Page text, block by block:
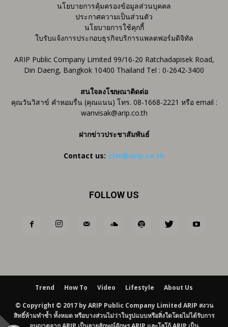
นโยบายการคุ้มครองข้อมูลส่วนบุคคล
ประกาศความเป็นส่วนตัว
นโยบายการใช้คุกกี้
ใบรับแจ้งการประกอบธุรกิจบริการแพลตฟอร์มดิจิทัล
ARIP Public Company Limited 99/16-20 Ratchadapisek Road,
Din Daeng, Bangkok 10400 Thailand Tel : 0-2642-3400
สนใจลงโฆษณาติดต่อ
คุณวันวิสาข์ คำหอมรื่น (คุณแนน) โทร. 08-1668-2221 หรือ email :
wanvisak@arip.co.th
ฝากข่าวประชาสัมพันธ์
Contact us: ctm@arip.co.th
FOLLOW US
Trend How To Video Lifestyle About Us
© Copyright © 2017 by ARIP Public Company Limited ARIP สงวน
สิทธิ์ห้ามทำซ้ำ ทั้งหมด หรือบางส่วนไม่ว่าในรูปแบบหรือสิ่งใดโดยไม่ได้รับการ